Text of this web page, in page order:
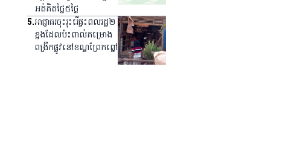
អត់​គិត​ថ្លៃ​៥​ថ្ងៃ
5.អាជ្ញាធរ​ចុះ​រុះរើ​ផ្ទះ​ពលរដ្ឋ​២​
ខ្នង​ដែល​ប៉ះពាល់​គម្រោង​
ពង្រីក​ផ្លូវ​នៅ​ខណ្ឌ​ព្រែកព្នៅ